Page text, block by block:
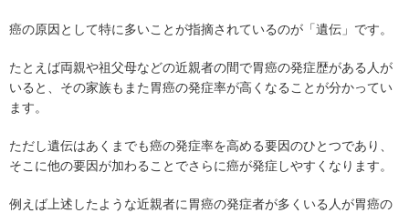
癌の原因として特に多いことが指摘されているのが「遺伝」です。
たとえば両親や祖父母などの近親者の間で胃癌の発症歴がある人が
いると、その家族もまた胃癌の発症率が高くなることが分かってい
ます。
ただし遺伝はあくまでも癌の発症率を高める要因のひとつであり、
そこに他の要因が加わることでさらに癌が発症しやすくなります。
例えば上述したような近親者に胃癌の発症者が多くいる人が胃癌の